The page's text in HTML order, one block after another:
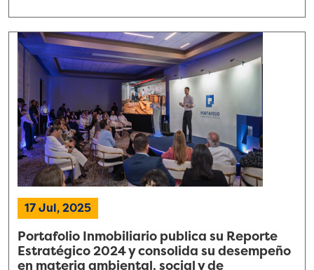
17 Jul, 2025
Portafolio Inmobiliario publica su Reporte
Estratégico 2024 y consolida su desempeño
en materia ambiental, social y de